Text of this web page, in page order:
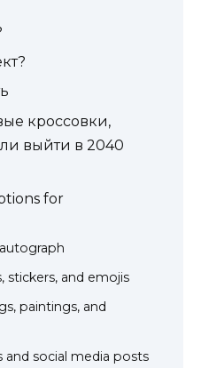
кроссовки,
выйти в 2040
for
stickers, and emojis
paintings, and
and social media posts